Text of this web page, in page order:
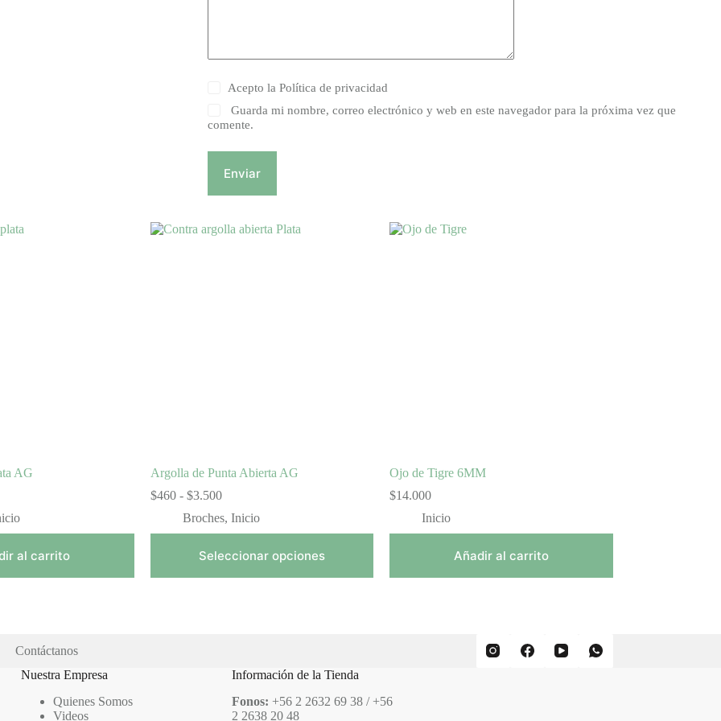
Acepto la Política de privacidad
Guarda mi nombre, correo electrónico y web en este navegador para la próxima vez que
comente.
Enviar
AG
al carrito
Argolla de Punta Abierta AG
$460 - $3.500Rango
precios:
desde
$460
$3.500
Broches, Inicio
Seleccionar opciones
Este
Ojo de Tigre 6MM
$14.000
Inicio
Añadir al carrito
Contáctanos
Nuestra Empresa
Quienes Somos
Videos
Información de la Tienda
Fonos: +56 2 2632 69 38 / +56
2 2638 20 48